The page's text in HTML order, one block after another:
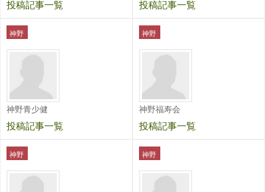
投稿記事一覧 投稿記事一覧
神野
神野青少健
投稿記事一覧
神野
神野福寿会
投稿記事一覧
神野 神野